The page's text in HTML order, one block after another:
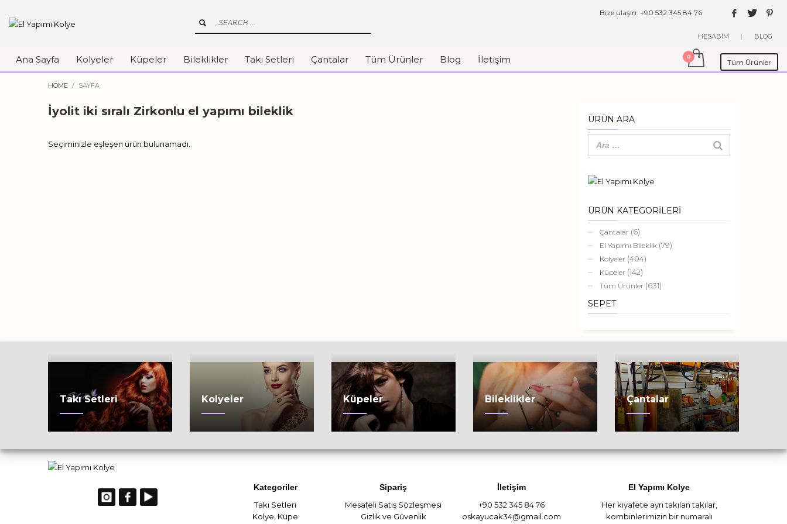
Bize ulaşın: +90 532 345 84 76
HESABIM | BLOG
Ana Sayfa Kolyeler Küpeler Bileklikler Takı Setleri Çantalar Tüm Ürünler Blog İletişim Tüm Ürünler
HOME SAYFA
İyolit iki sıralı Zirkonlu el yapımı bileklik
Seçiminizle eşleşen ürün bulunamadı.
ÜRÜN ARA
ÜRÜN KATEGORİLERİ
Çantalar (6)
El Yapımı Bileklik (79)
Kolyeler (404)
Küpeler (142)
Tüm Ürünler (631)
SEPET
Takı Setleri Kolyeler Küpeler Bileklikler Çantalar
Kategoriler
Takı Setleri
Kolye Küpe
Sipariş
Mesafeli Satış Sözleşmesi
Gizlik ve Güvenlik
İletişim
+90 532 345 84 76
oskayucak34@gmail.com
El Yapımı Kolye
Her kıyafete ayrı takılan takılar,
kombinlerimizin bir numaralı